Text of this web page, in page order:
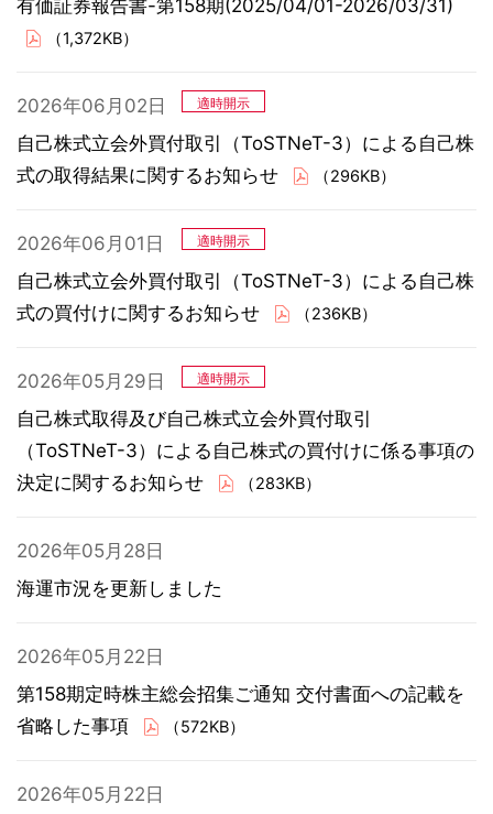
有価証券報告書-第158期(2025/04/01-2026/03/31)
（1,372KB）
2026年06月02日 適時開示
自己株式立会外買付取引（ToSTNeT-3）による自己株
式の取得結果に関するお知らせ
（296KB）
2026年06月01日 適時開示
自己株式立会外買付取引（ToSTNeT-3）による自己株
式の買付けに関するお知らせ
（236KB）
2026年05月29日 適時開示
自己株式取得及び自己株式立会外買付取引
（ToSTNeT-3）による自己株式の買付けに係る事項の
決定に関するお知らせ
（283KB）
2026年05月28日
海運市況を更新しました
2026年05月22日
第158期定時株主総会招集ご通知 交付書面への記載を
省略した事項
（572KB）
2026年05月22日